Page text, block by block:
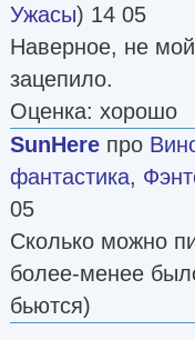
Ужасы) 14 05
Наверное, не
зацепило.
Оценка: хорошо
SunHere про
фантастика,
05
Сколько можно
более-менее
бьются)